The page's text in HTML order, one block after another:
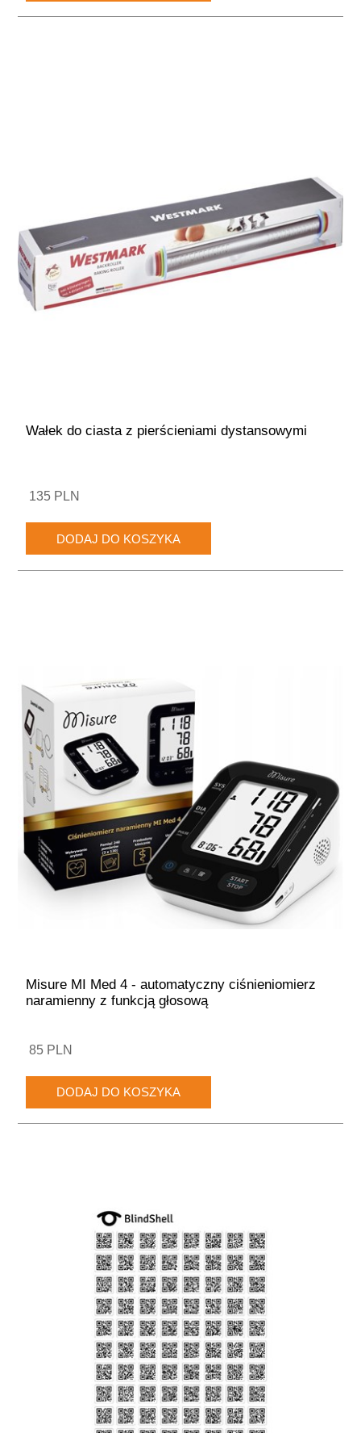
Wałek do ciasta z pierścieniami dystansowymi
135 PLN
Misure MI Med 4 - automatyczny ciśnieniomierz
naramienny z funkcją głosową
85 PLN